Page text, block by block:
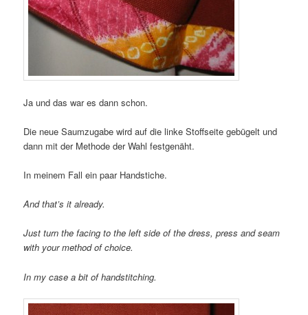
Ja und das war es dann schon.
Die neue Saumzugabe wird auf die linke Stoffseite gebügelt und
dann mit der Methode der Wahl festgenäht.
In meinem Fall ein paar Handstiche.
And that’s it already.
Just turn the facing to the left side of the dress, press and seam
with your method of choice.
In my case a bit of handstitching.